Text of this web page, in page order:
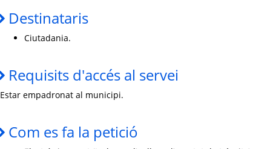
Destinataris
Ciutadania.
Requisits d'accés al servei
Estar empadronat al municipi.
Com es fa la petició